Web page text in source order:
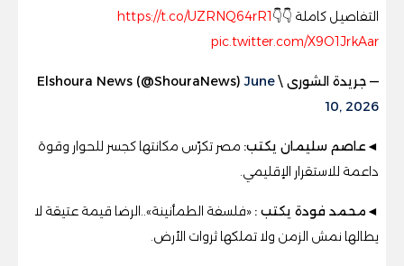
التفاصيل كاملة 👇👇https://t.co/UZRNQ64rR1
pic.twitter.com/X9O1JrkAar
— جريدة الشورى \ Elshoura News (@ShouraNews)June
10, 2026
◄عاصم سليمان يكتب: مصر تكرّس مكانتها كجسر للحوار وقوة
داعمة للاستقرار الإقليمي
◄محمد فودة يكتب : «فلسفة الطمأنينة»..الرضا قيمة عتيقة لا
يطالها نمش الزمن ولا تملكها ثروات الأرض.